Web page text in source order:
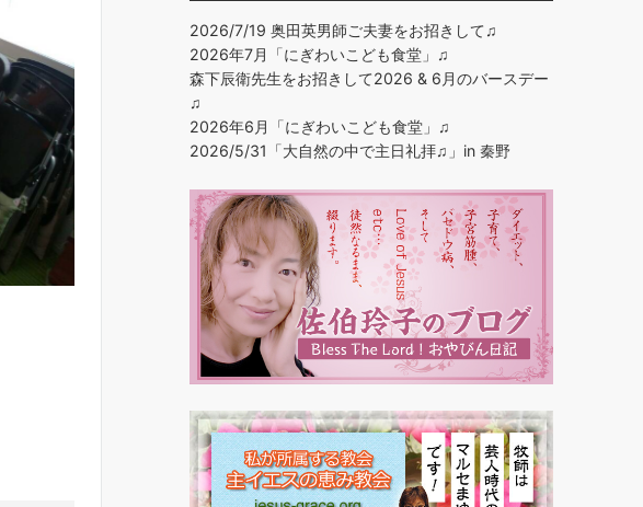
2026/7/19 奥田英男師ご夫妻をお招きして♫
2026年7月「にぎわいこども食堂」♫
森下辰衛先生をお招きして2026 & 6月のバースデー
♫
2026年6月「にぎわいこども食堂」♫
2026/5/31「大自然の中で主日礼拝♫」in 秦野